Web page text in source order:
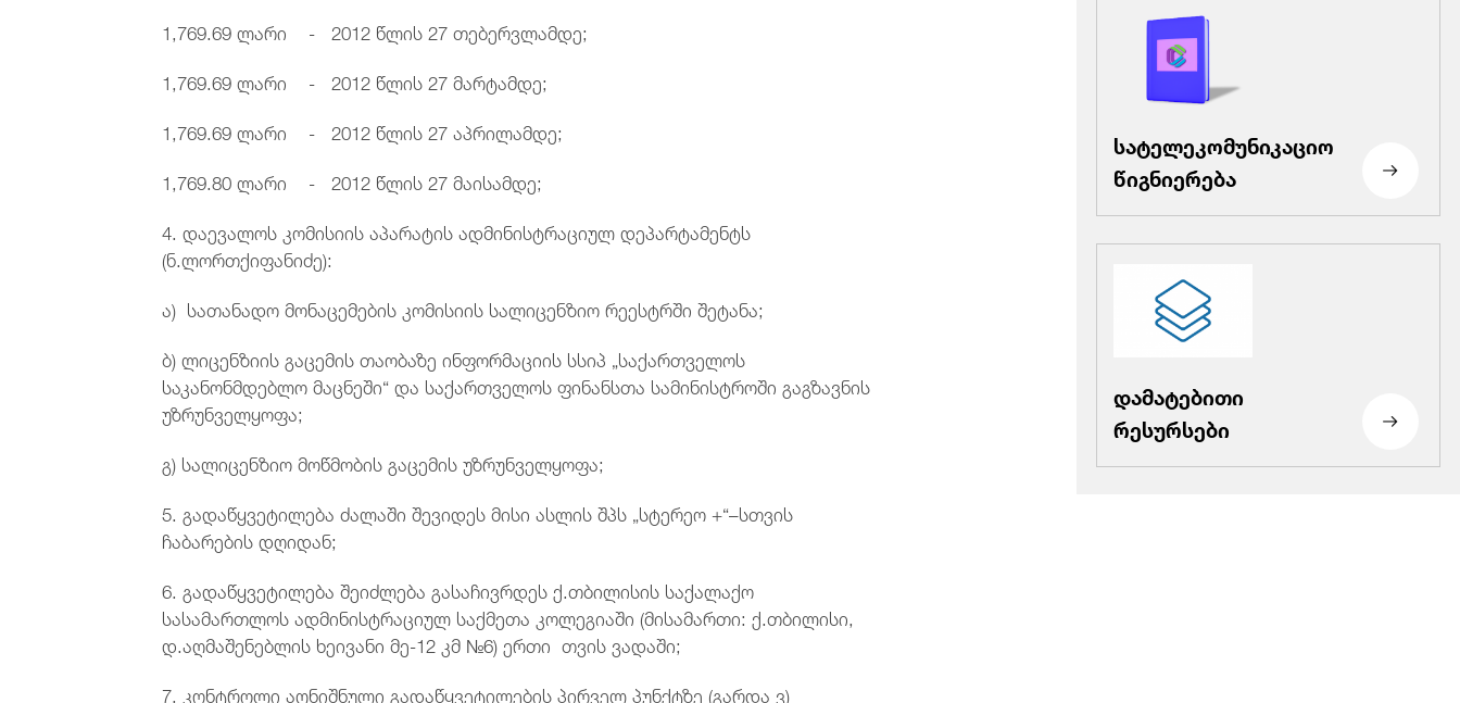
1,769.69 ლარი - 2012 წლის 27 თებერვლამდე;
1,769.69 ლარი - 2012 წლის 27 მარტამდე;
1,769.69 ლარი - 2012 წლის 27 აპრილამდე;
1,769.80 ლარი - 2012 წლის 27 მაისამდე;
4. დაევალოს კომისიის აპარატის ადმინისტრაციულ დეპარტამენტს
(ნ.ლორთქიფანიძე):
ა) სათანადო მონაცემების კომისიის სალიცენზიო რეესტრში შეტანა;
ბ) ლიცენზიის გაცემის თაობაზე ინფორმაციის სსიპ „საქართველოს
საკანონმდებლო მაცნეში“ და საქართველოს ფინანსთა სამინისტროში გაგზავნის
უზრუნველყოფა;
გ) სალიცენზიო მოწმობის გაცემის უზრუნველყოფა;
5. გადაწყვეტილება ძალაში შევიდეს მისი ასლის შპს „სტერეო +“–სთვის
ჩაბარების დღიდან;
6. გადაწყვეტილება შეიძლება გასაჩივრდეს ქ.თბილისის საქალაქო
სასამართლოს ადმინისტრაციულ საქმეთა კოლეგიაში (მისამართი: ქ.თბილისი,
დ.აღმაშენებლის ხეივანი მე-12 კმ №6) ერთი თვის ვადაში;
7. კონტროლი აღნიშნული გადაწყვეტილების პირველ პუნქტზე (გარდა ვ)
სატელეკომუნიკაციო
წიგნიერება
დამატებითი
რესურსები